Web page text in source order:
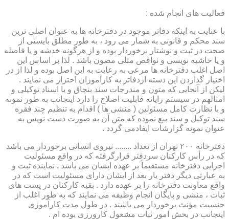
فعالیت های انجام شده :
با عنایت به اینکه دفاتر موجود در دفترخانه ها به عنوان اصلی ترین
سند محکم و قانونی به شمار می رود ، به طور مطلق بایستی از
صحت در ثبت و نوشتار برخوردار بوده و از هرگونه خدشه و یا فاصله
و یا حاشیه نویسی و نواقص مثلی مصون باشد . لذا بر اساس این
اصل اغلب دفترخانه ها مرعی به رعایت به این اصل بوده و لذا از در
اختیار گذاردن این دسته ازدفاتر به کارآموزان احتراز می نمایند .
لیکن از آنجایی که متون و مندرجات سند بنچاق و یا اسناد توکیلی و
امثالهم در سیستم رایانه قابلیت اصلاح را دارد اینجانب به طور نمونه
و با نظارت کامل مسئولین ( منشی ها ) اقدام به تنظیم چند فقره
سند توکیل و سند بیع نموده که متن آن به صورت دست نویس به
عنوان نمونه گزارشات ایفادمی گردد .
دفترخانه ۲۰۰ تهران از تعداد ........ نیروی انسانی برخوردار می باشد
که در رأس کارکنان سردفتر قرارگرفته که در واقع مسئولیت
اجرایی دفترخانه مستقیماً بر عهده ایشان می باشد . نماینده ثبت و
به عبارتی دیگر دفتر یار بعد از ایشان دارای مسئولیت است که در
واقع معاونت دفترخانه را بر عهده دارد . بقیه کارکنان در پست های
ثبات ، منشی و بایگان انجام وظیفه می نمایند که به طور اغلب از
جنسیت مؤنث برخوردار می باشند . در طول مدت کارآموزی
اینجانب در بخش امور ثبات مشغول کارورزی بوده ام .